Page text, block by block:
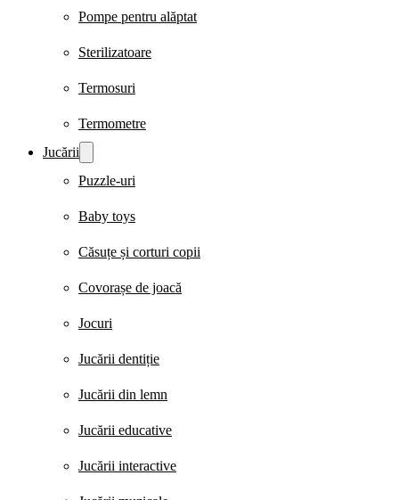
Pompe pentru alăptat
Sterilizatoare
Termosuri
Termometre
Jucării
Puzzle-uri
Baby toys
Căsuțe și corturi copii
Covorașe de joacă
Jocuri
Jucării dentiție
Jucării din lemn
Jucării educative
Jucării interactive